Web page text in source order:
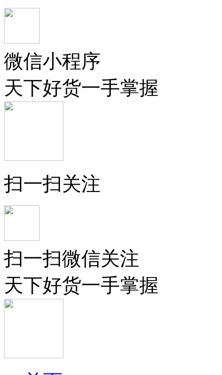
微信小程序
天下好货一手掌握
扫一扫关注
扫一扫微信关注
天下好货一手掌握